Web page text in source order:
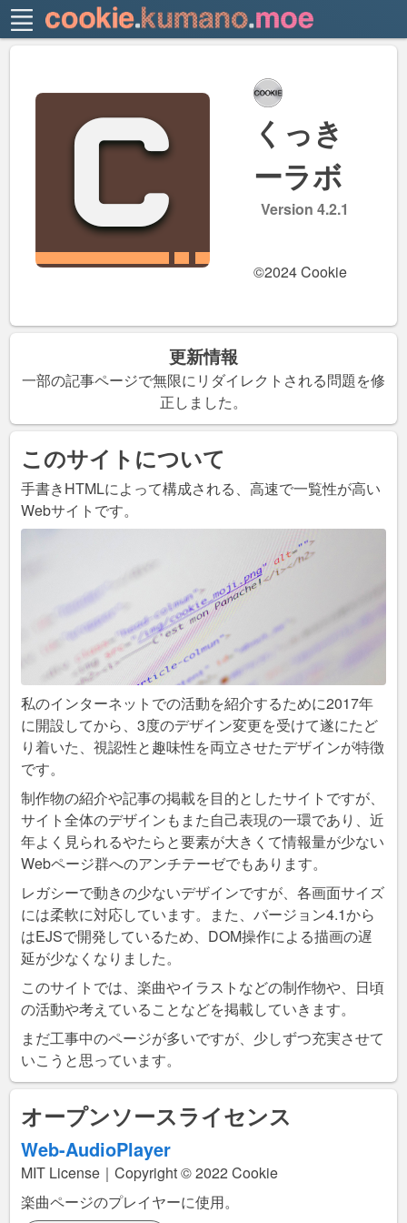
くっき
ーラボ
Version 4.2.1
©2024 Cookie
更新情報
一部の記事ページで無限にリダイレクトされる問題を修
正しました。
このサイトについて
手書きHTMLによって構成される、高速で一覧性が高い
Webサイトです。
私のインターネットでの活動を紹介するために2017年
に開設してから、3度のデザイン変更を受けて遂にたど
り着いた、視認性と趣味性を両立させたデザインが特徴
です。
制作物の紹介や記事の掲載を目的としたサイトですが、
サイト全体のデザインもまた自己表現の一環であり、近
年よく見られるやたらと要素が大きくて情報量が少ない
Webページ群へのアンチテーゼでもあります。
レガシーで動きの少ないデザインですが、各画面サイズ
には柔軟に対応しています。また、バージョン4.1から
はEJSで開発しているため、DOM操作による描画の遅
延が少なくなりました。
このサイトでは、楽曲やイラストなどの制作物や、日頃
の活動や考えていることなどを掲載していきます。
まだ工事中のページが多いですが、少しずつ充実させて
いこうと思っています。
オープンソースライセンス
Web-AudioPlayer
MIT License｜Copyright © 2022 Cookie
楽曲ページのプレイヤーに使用。